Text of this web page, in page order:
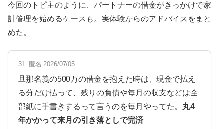
今回のトピ主のように、パートナーの借金がきっかけで家
計管理を始めるケースも。実体験からのアドバイスをまと
めた。
31. 匿名 2026/07/05
旦那名義の500万の借金を抱えた時は、現金で払え
る分だけ払って、残りの負債や毎月の収支などは全
部紙に手書きするって言うのを毎月やってた。 丸4
年かかって来月の引き落としで完済